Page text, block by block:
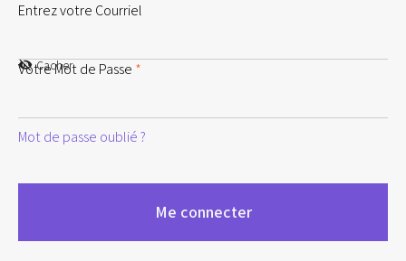
Entrez votre Courriel
Votre Mot de Passe *
Cacher
Mot de passe oublié ?